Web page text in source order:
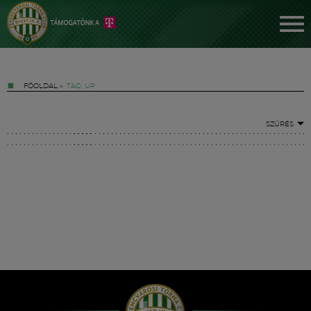
FŐOLDAL » TAG: UP
SZŰRÉS
Hírek